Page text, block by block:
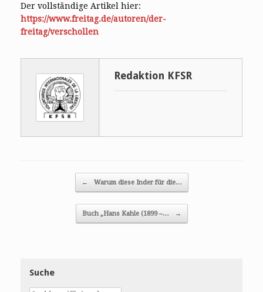
Der vollständige Artikel hier:
https://www.freitag.de/autoren/der-
freitag/verschollen
Redaktion KFSR
← Warum diese Inder für die…
Buch „Hans Kahle (1899 –… →
Suche